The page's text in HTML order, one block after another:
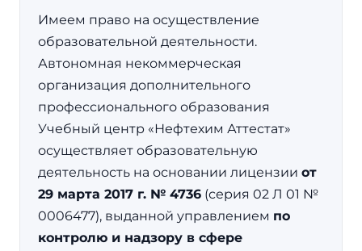
Имеем право на осуществление
образовательной деятельности.
Автономная некоммерческая
организация дополнительного
профессионального образования
Учебный центр «Нефтехим Аттестат»
осуществляет образовательную
деятельность на основании лицензии от
29 марта 2017 г. № 4736 (серия 02 Л 01 №
0006477), выданной управлением по
контролю и надзору в сфере